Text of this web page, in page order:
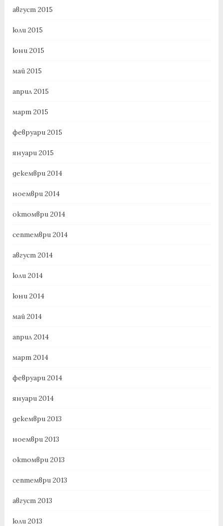
август 2015
юли 2015
юни 2015
май 2015
април 2015
март 2015
февруари 2015
януари 2015
декември 2014
ноември 2014
октомври 2014
септември 2014
август 2014
юли 2014
юни 2014
май 2014
април 2014
март 2014
февруари 2014
януари 2014
декември 2013
ноември 2013
октомври 2013
септември 2013
август 2013
юли 2013